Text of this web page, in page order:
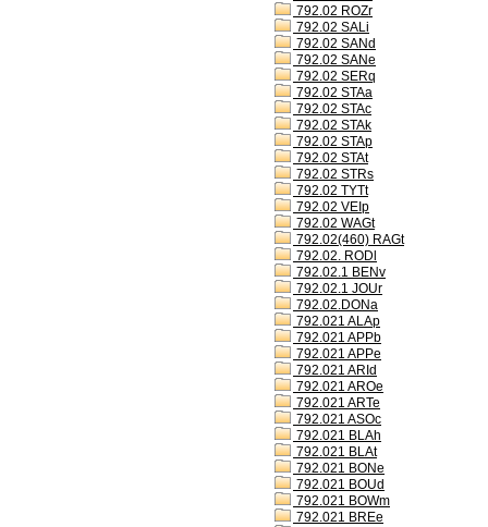
792.02 ROZr
792.02 SALi
792.02 SANd
792.02 SANe
792.02 SERq
792.02 STAa
792.02 STAc
792.02 STAk
792.02 STAp
792.02 STAt
792.02 STRs
792.02 TYTt
792.02 VEIp
792.02 WAGt
792.02(460) RAGt
792.02. RODl
792.02.1 BENv
792.02.1 JOUr
792.02.DONa
792.021 ALAp
792.021 APPb
792.021 APPe
792.021 ARId
792.021 AROe
792.021 ARTe
792.021 ASOc
792.021 BLAh
792.021 BLAt
792.021 BONe
792.021 BOUd
792.021 BOWm
792.021 BREe